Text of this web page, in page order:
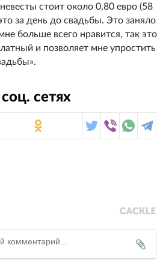
стоит около 0,80 евро (58
за день до свадьбы. Это заняло
больше всего нравится, так это
и позволяет мне упростить
сетях